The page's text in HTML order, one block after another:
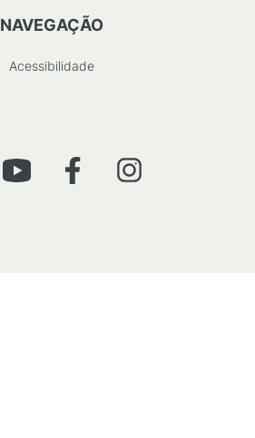
NAVEGAÇÃO
Acessibilidade